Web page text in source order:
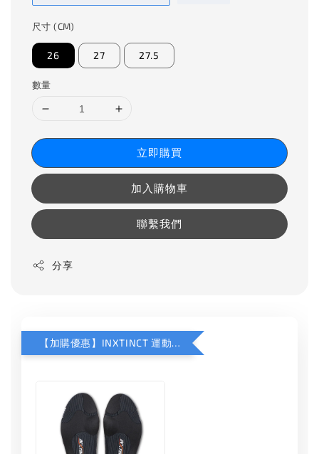
尺寸 (CM)
26 27 27.5
數量
立即購買
加入購物車
聯繫我們
分享
【加購優惠】INXTINCT 運動款鞋墊